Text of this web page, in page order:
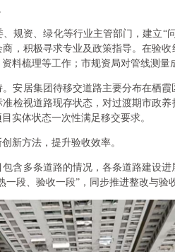
规资、绿化等行业主管部门，建立“
，积极寻求专业及政策指导。在验
料梳理等工作；市规资局对管线测量
安居集团待移交道路主要分布在栖
检视道路现存状态，对过渡期市政
实体状态一次性满足移交要求。
新方法，提升验收效率。
含多条道路的情况，各条道路建设
段、验收一段”，同步推进整改与验